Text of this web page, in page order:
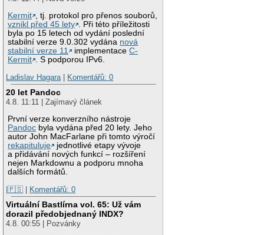
Kermit , tj. protokol pro přenos souborů,
vznikl před 45 lety . Při této příležitosti
byla po 15 letech od vydání poslední
stabilní verze 9.0.302 vydána nová
stabilní verze 11
implementaceC-
Kermit . S podporou IPv6.
Ladislav Hagara | Komentářů: 0
20 let Pandoc
4.8. 11:11 | Zajímavý článek
První verze konverzního nástroje
Pandoc byla vydána před 20 lety. Jeho
autor John MacFarlane při tomto výročí
rekapituluje
jednotlivé etapy vývoje
a přidávání nových funkcí – rozšíření
nejen Markdownu a podporu mnoha
dalších formátů.
|🇵🇸 | Komentářů: 0
Virtuální Bastlírna vol. 65: Už vám
dorazil předobjednaný INDX?
4.8. 00:55 | Pozvánky